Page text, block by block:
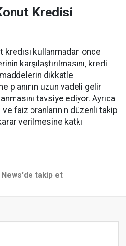
Kredisi
kredisi kullanmadan önce
karşılaştırılmasını, kredi
dikkatle
planının uzun vadeli gelir
tavsiye ediyor. Ayrıca
faiz oranlarının düzenli takip
verilmesine katkı
News'de takip et